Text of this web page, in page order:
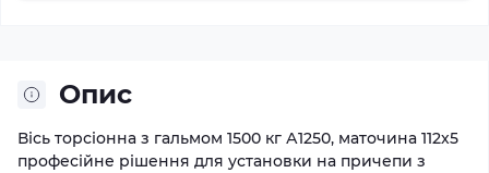
Опис
Вісь торсіонна з гальмом 1500 кг А1250, маточина 112х5
професійне рішення для установки на причепи з